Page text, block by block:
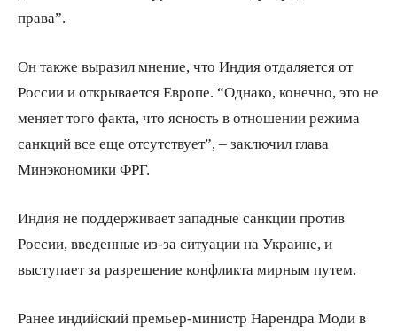
права”.
Он также выразил мнение, что Индия отдаляется от
России и открывается Европе. “Однако, конечно, это не
меняет того факта, что ясность в отношении режима
санкций все еще отсутствует”, – заключил глава
Минэкономики ФРГ.
Индия не поддерживает западные санкции против
России, введенные из-за ситуации на Украине, и
выступает за разрешение конфликта мирным путем.
Ранее индийский премьер-министр Нарендра Моди в